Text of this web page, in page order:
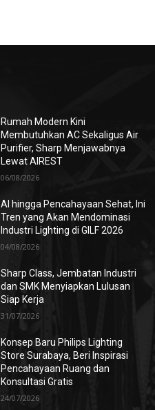
Rumah Modern Kini
Membutuhkan AC Sekaligus Air
Purifier, Sharp Menjawabnya
Lewat AIREST
06/08/2026
AI hingga Pencahayaan Sehat, Ini
Tren yang Akan Mendominasi
Industri Lighting di GILF 2026
04/08/2026
Sharp Class, Jembatan Industri
dan SMK Menyiapkan Lulusan
Siap Kerja
31/07/2026
Konsep Baru Philips Lighting
Store Surabaya, Beri Inspirasi
Pencahayaan Ruang dan
Konsultasi Gratis
24/07/2026